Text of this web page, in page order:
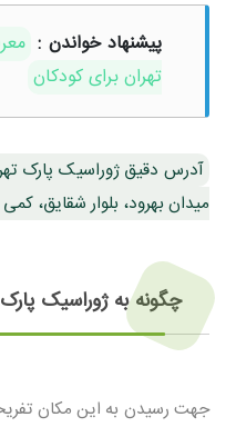
پیشنهاد خواندن :
تهران برای کودکان
آدرس دقیق ژوراسیک پارک
میدان بهرود، بلوار شقایق، کمی
چگونه به ژوراسیک
جهت رسیدن به این مکان